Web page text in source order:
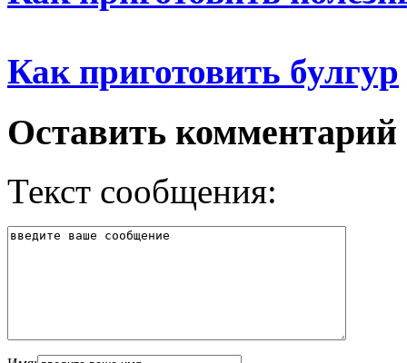
Как приготовить булгур
Оставить комментарий
Текст сообщения: